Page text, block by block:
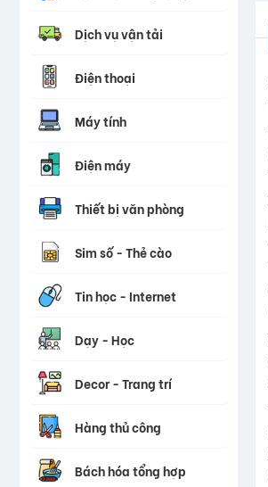
Dịch vụ vận tải
Điện thoại
Máy tính
Điện máy
Thiết bị văn phòng
Sim số - Thẻ cào
Tin học - Internet
Dạy - Học
Decor - Trang trí
Hàng thủ công
Bách hóa tổng hợp